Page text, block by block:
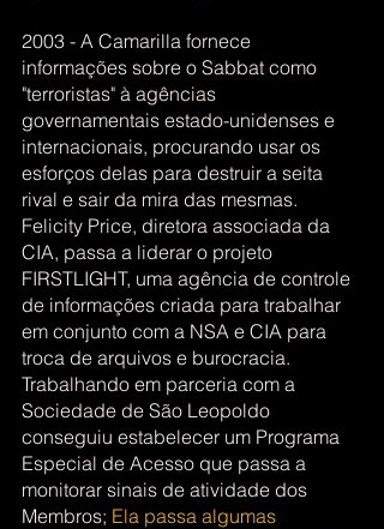
2003 - A Camarilla fornece
informações sobre o Sabbat como
"terroristas" à agências
governamentais estado-unidenses e
internacionais, procurando usar os
esforços delas para destruir a seita
rival e sair da mira das mesmas.
Felicity Price, diretora associada da
CIA, passa a liderar o projeto
FIRSTLIGHT, uma agência de controle
de informações criada para trabalhar
em conjunto com a NSA e CIA para
troca de arquivos e burocracia.
Trabalhando em parceria com a
Sociedade de São Leopoldo
conseguiu estabelecer um Programa
Especial de Acesso que passa a
monitorar sinais de atividade dos
Membros; Ela passa algumas